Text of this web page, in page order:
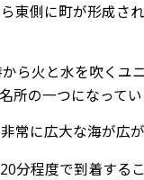
東側に町が形成さ
ら火と水を吹く
の一つになってい
常に広大な海が広が
分程度で到着する